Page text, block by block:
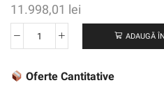
11.998,01 lei
Cantitate
grafic
ADAUGĂ
Oferte Cantitative